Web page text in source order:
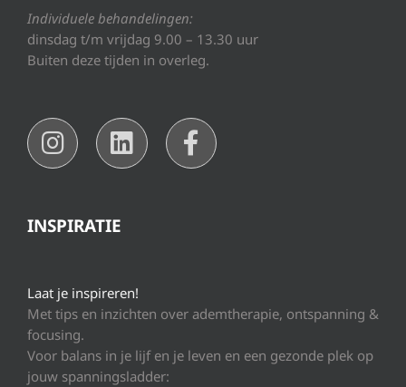
Individuele behandelingen:
dinsdag t/m vrijdag 9.00 – 13.30 uur
Buiten deze tijden in overleg.
INSPIRATIE
Laat je inspireren!
Met tips en inzichten over ademtherapie, ontspanning &
focusing.
Voor balans in je lijf en je leven en een gezonde plek op
jouw spanningsladder: